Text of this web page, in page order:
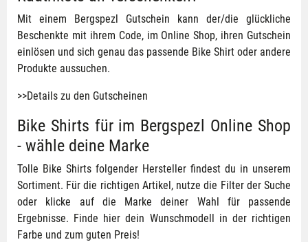
Mit einem Bergspezl Gutschein kann der/die glückliche
Beschenkte mit ihrem Code, im Online Shop, ihren Gutschein
einlösen und sich genau das passende Bike Shirt oder andere
Produkte aussuchen.
>>Details zu den Gutscheinen
Bike Shirts für im Bergspezl Online Shop
- wähle deine Marke
Tolle Bike Shirts folgender Hersteller findest du in unserem
Sortiment. Für die richtigen Artikel, nutze die Filter der Suche
oder klicke auf die Marke deiner Wahl für passende
Ergebnisse. Finde hier dein Wunschmodell in der richtigen
Farbe und zum guten Preis!